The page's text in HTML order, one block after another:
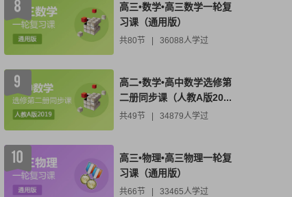
高三•数学•高三数学一轮复
习课（通用版）
共80节 | 36088人学过
高二•数学•高中数学选修第
二册同步课（人教A版20...
共49节 | 34879人学过
高三•物理•高三物理一轮复
习课（通用版）
共66节 | 33465人学过